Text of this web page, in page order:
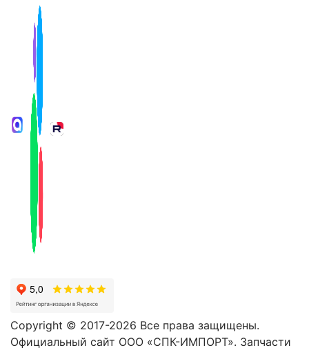
Copyright © 2017-2026 Все права защищены.
Официальный сайт ООО «СПК-ИМПОРТ». Запчасти